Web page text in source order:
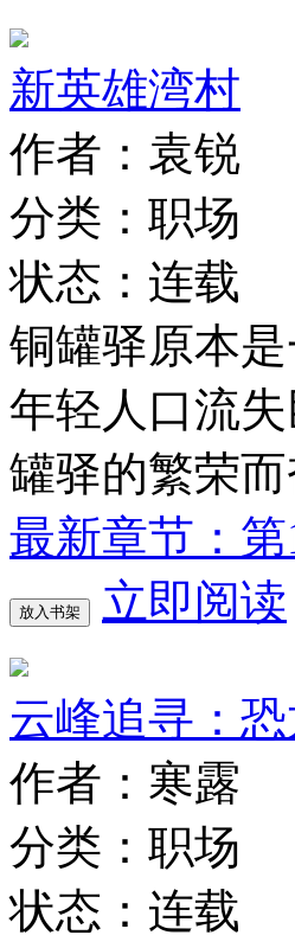
新英雄湾村
作者：袁锐
分类：职场
状态：连载
铜罐驿原本
年轻人口流
罐驿的繁荣
最新章节：
放入书架 立即阅读
云峰追寻：
作者：寒露
分类：职场
状态：连载